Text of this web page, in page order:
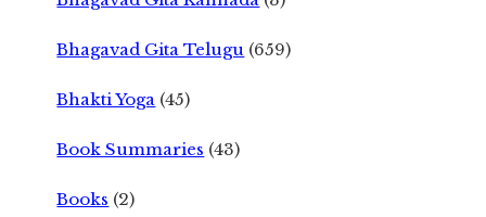
Bhagavad Gita Telugu (659)
Bhakti Yoga (45)
Book Summaries (43)
Books (2)